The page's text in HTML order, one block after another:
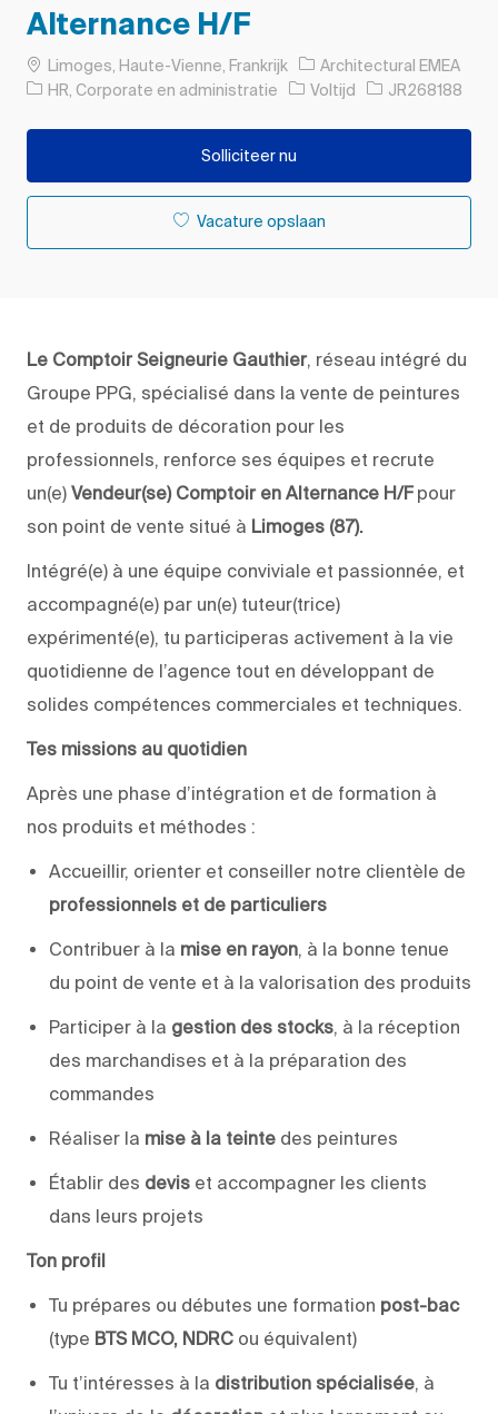
Alternance H/F
PlaatsLimoges, Haute-Vienne, Frankrijk
Architectural EMEA
Categorie
HR, Corporate en administratie Soort baan
Voltijd Taak-ID
JR268188
Solliciteer nu
Vacature opslaan
Le Comptoir Seigneurie Gauthier, réseau intégré du
Groupe PPG, spécialisé dans la vente de peintures
et de produits de décoration pour les
professionnels, renforce ses équipes et recrute
un(e) Vendeur(se) Comptoir en Alternance H/Fpour
son point de vente situé à Limoges (87).
Intégré(e) à une équipe conviviale et passionnée, et
accompagné(e) par un(e) tuteur(trice)
expérimenté(e), tu participeras activement à la vie
quotidienne de l’agence tout en développant de
solides compétences commerciales et techniques.
Tes missions au quotidien
Après une phase d’intégration et de formation à
nos produits et méthodes :
Accueillir, orienter et conseiller notre clientèle de
professionnels et de particuliers
Contribuer à la mise en rayon, à la bonne tenue
du point de vente et à la valorisation des produits
Participer à la gestion des stocks, à la réception
des marchandises et à la préparation des
commandes
Réaliser la mise à la teinte des peintures
Établir des devis et accompagner les clients
dans leurs projets
Ton profil
Tu prépares ou débutes une formation post-bac
(type BTS MCO, NDRC ou équivalent)
Tu t’intéresses à la distribution spécialisée, à